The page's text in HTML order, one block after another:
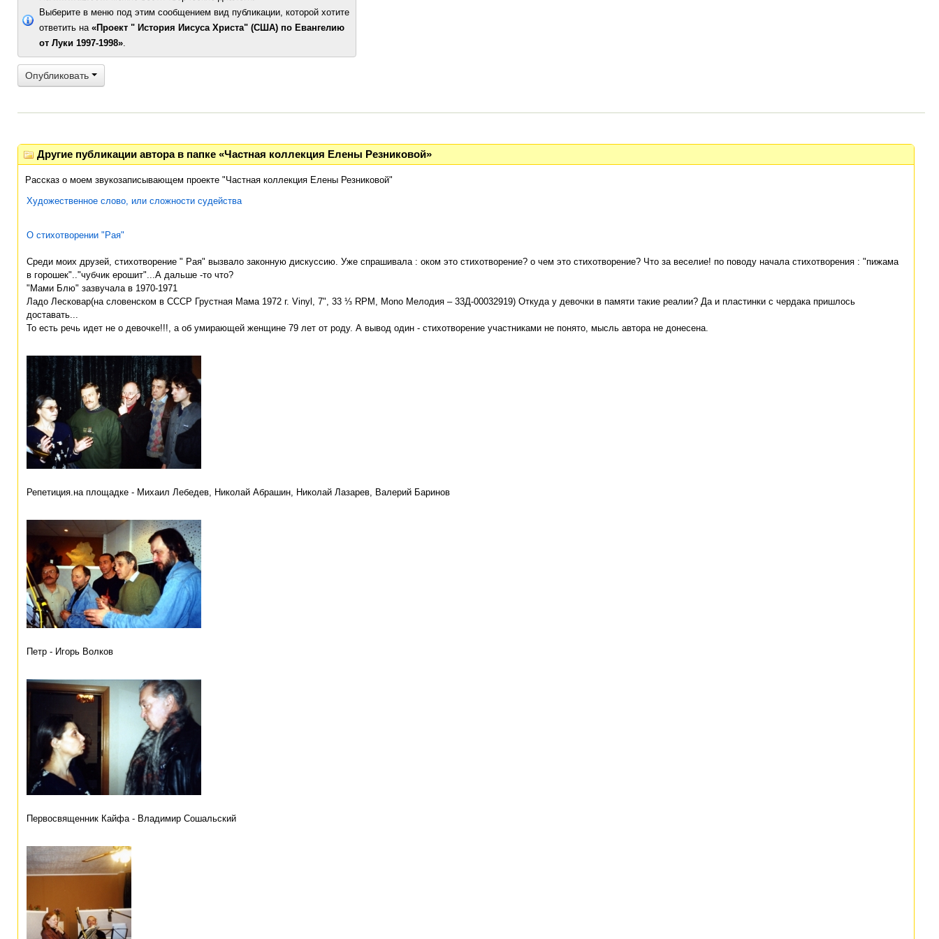
Выберите в меню под этим сообщением вид публикации, которой хотите
ответить на «Проект " История Иисуса Христа" (США) по Евангелию
от Луки 1997-1998».
Опубликовать
Другие публикации автора в папке «Частная коллекция Елены Резниковой»
Рассказ о моем звукозаписывающем проекте "Частная коллекция Елены Резниковой"
Художественное слово, или сложности судейства
О стихотворении "Рая"
Среди моих друзей, стихотворение " Рая" вызвало законную дискуссию. Уже спрашивала : оком это стихотворение? о чем это стихотворение? Что за веселие! по поводу начала стихотворения : "пижама
в горошек".."чубчик ерошит"...А дальше -то что?
"Мами Блю" зазвучала в 1970-1971
Ладо Лесковар(на словенском в СССР Грустная Мама 1972 г. Vinyl, 7", 33 ⅓ RPM, Mono Мелодия – 33Д-00032919) Откуда у девочки в памяти такие реалии? Да и пластинки с чердака пришлось
доставать...
То есть речь идет не о девочке!!!, а об умирающей женщине 79 лет от роду. А вывод один - стихотворение участниками не понято, мысль автора не донесена.
Репетиция.на площадке - Михаил Лебедев, Николай Абрашин, Николай Лазарев, Валерий Баринов
Петр - Игорь Волков
Первосвященник Кайфа - Владимир Сошальский